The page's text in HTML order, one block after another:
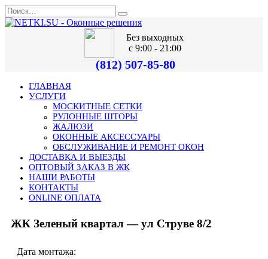
Без выходных
с 9:00 - 21:00
(812) 507-85-80
ГЛАВНАЯ
УСЛУГИ
МОСКИТНЫЕ СЕТКИ
РУЛОННЫЕ ШТОРЫ
ЖАЛЮЗИ
ОКОННЫЕ АКСЕССУАРЫ
ОБСЛУЖИВАНИЕ И РЕМОНТ ОКОН
ДОСТАВКА И ВЫЕЗДЫ
ОПТОВЫЙ ЗАКАЗ В ЖК
НАШИ РАБОТЫ
КОНТАКТЫ
ONLINE ОПЛАТА
ЖК Зеленый квартал — ул Струве 8/2
Дата монтажа: